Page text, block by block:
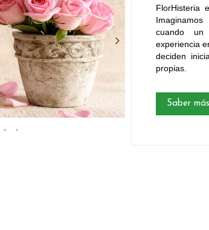
FlorHisteria
cuando
experiencia
deciden
propias.
Saber más